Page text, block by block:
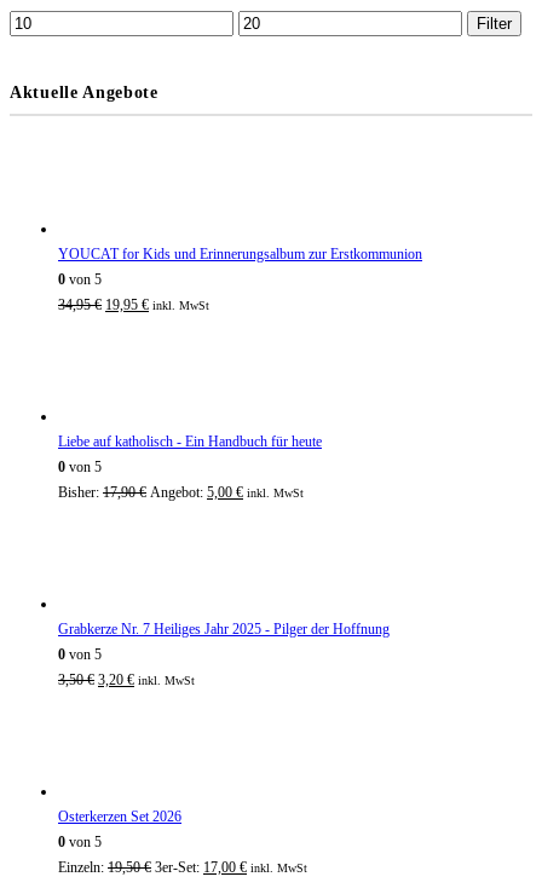
Filter
Aktuelle Angebote
YOUCAT for Kids und Erinnerungsalbum zur Erstkommunion
0 von 5
34,95€ 19,95 € inkl. MwSt
Liebe auf katholisch - Ein Handbuch für heute
0 von 5
Bisher: 17,90€ Angebot: 5,00 € inkl. MwSt
Grabkerze Nr. 7 Heiliges Jahr 2025 - Pilger der Hoffnung
0 von 5
3,50€ 3,20 € inkl. MwSt
Osterkerzen Set 2026
0 von 5
Einzeln: 19,50€ 3er-Set: 17,00 € inkl. MwSt